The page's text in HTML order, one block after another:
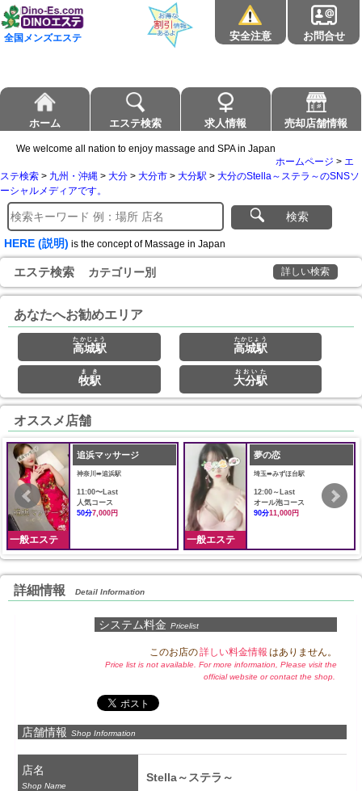
全国メンズエステ 安全注意 お問合せ
ホーム エステ検索 求人情報 売却店舗情報
We welcome all nation to enjoy massage and SPA in Japan
ホームページ > エ
ステ検索 > 九州・沖縄 > 大分 > 大分市 > 大分駅 > 大分のStella～ステラ～のSNSソ
ーシャルメディアです。
検索
HERE (説明) is the concept of Massage in Japan
エステ検索 カテゴリー別 詳しい検索
あなたへお勧めエリア
高城駅
たかじょう
高城駅
たかじょう
牧駅
まき
大分駅
おおいた
オススメ店舗
一般エステ
追浜マッサージ
神奈川➠追浜駅
11:00〜Last
人気コース
50分7,000円
一般エステ
夢の恋
埼玉➠みずほ台駅
12:00～Last
オール泡コース
90分11,000円
詳細情報 Detail Information
システム料金 Pricelist
このお店の詳しい料金情報 はありません。
Price list is not available. For more information, Please visit the
official website or contact the shop.
店舗情報 Shop Information
店名
Shop Name
Stella～ステラ～